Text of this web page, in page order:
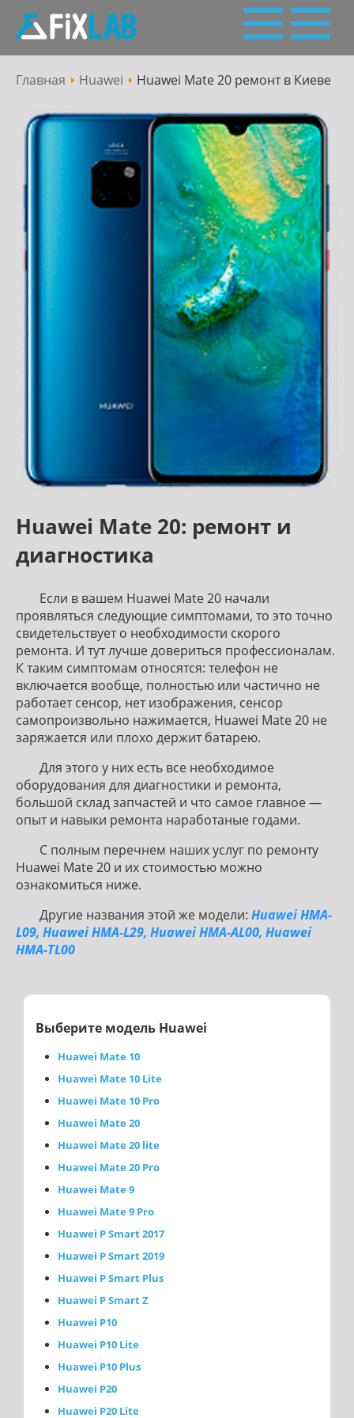
Сервісний
центр
Пн - Сб: 10:00 - 19:00
Главная Huawei Huawei Mate 20 ремонт в Киеве
Huawei Mate 20: ремонт и
диагностика
Если в вашем Huawei Mate 20 начали
проявляться следующие симптомами, то это точно
свидетельствует о необходимости скорого
ремонта. И тут лучше довериться профессионалам.
К таким симптомам относятся: телефон не
включается вообще, полностью или частично не
работает сенсор, нет изображения, сенсор
самопроизвольно нажимается, Huawei Mate 20 не
заряжается или плохо держит батарею.
Для этого у них есть все необходимое
оборудования для диагностики и ремонта,
большой склад запчастей и что самое главное —
опыт и навыки ремонта наработаные годами.
С полным перечнем наших услуг по ремонту
Huawei Mate 20 и их стоимостью можно
ознакомиться ниже.
Другие названия этой же модели: Huawei HMA-
L09, Huawei HMA-L29, Huawei HMA-AL00, Huawei
HMA-TL00
Выберите модель Huawei
Huawei Mate 10
Huawei Mate 10 Lite
Huawei Mate 10 Pro
Huawei Mate 20
Huawei Mate 20 lite
Huawei Mate 20 Pro
Huawei Mate 9
Huawei Mate 9 Pro
Huawei P Smart 2017
Huawei P Smart 2019
Huawei P Smart Plus
Huawei P Smart Z
Huawei P10
Huawei P10 Lite
Huawei P10 Plus
Huawei P20
Huawei P20 Lite